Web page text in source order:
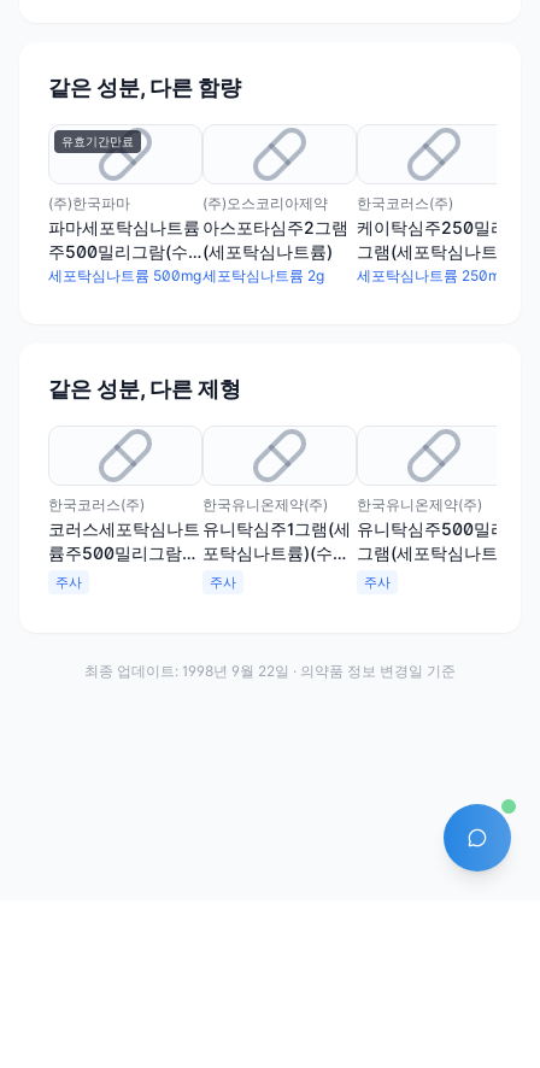
같은 성분, 다른 함량
유효기간만료
(주)한국파마
파마세포탁심나트륨
주500밀리그람(수
출명:트락심주500
세포탁심나트륨 500mg
(주)오스코리아제약
아스포타심주2그램
(세포탁심나트륨)
세포탁심나트륨 2g
한국코러스(주)
케이탁심주250밀리
그램(세포탁심나트
륨)(수출용)
세포탁심나트륨 250mg
같은 성분, 다른 제형
한국코러스(주)
코러스세포탁심나트
륨주500밀리그람
(세포탁심나트륨)(수
주사
한국유니온제약(주)
유니탁심주1그램(세
포탁심나트륨)(수출
명:UNICEXIME
주사
한국유니온제약(주)
유니탁심주500밀리
그램(세포탁심나트
륨)(수출용)
주사
AI 에이
최종 업데이트: 1998년 9월 22일 · 의약품 정보 변경일 기준